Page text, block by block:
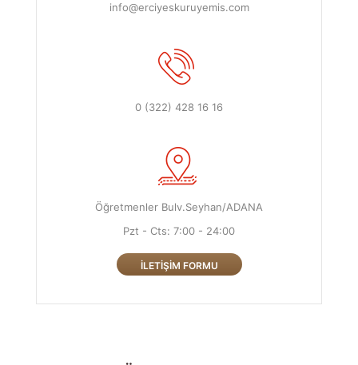
info@erciyeskuruyemis.com
0 (322) 428 16 16
Öğretmenler Bulv.Seyhan/ADANA
Pzt - Cts: 7:00 - 24:00
İLETIŞIM FORMU